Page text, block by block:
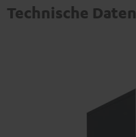
Technische Daten